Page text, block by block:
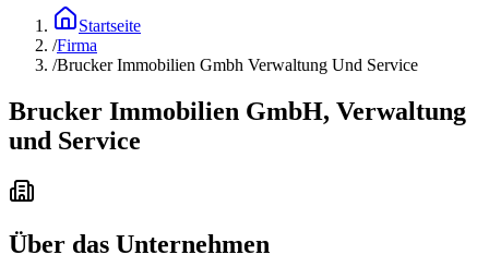
Startseite
/Firma
/Brucker Immobilien Gmbh Verwaltung Und Service
Brucker Immobilien GmbH, Verwaltung
und Service
Über das Unternehmen